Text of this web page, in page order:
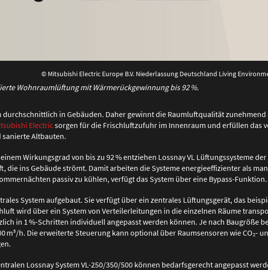
© Mitsubishi Electric Europe B.V. Niederlassung Deutschland Living
Wohnraumlüftung mit Wärmerückgewinnung bis 92 %.
durchschnittlich in Gebäuden. Daher gewinnt die Raumluftqualität zunehmend
Electricsorgen für die Frischluftzufuhr im Innenraum und erfüllen das
Altbauten.
Wirkungsgrad von bis zu 92 % entziehen Lossnay VL Lüftungssysteme
die ins Gebäude strömt. Damit arbeiten die Systeme energieeffizienter als
passiv zu kühlen, verfügt das System über eine Bypass-Funktion.
System aufgebaut. Sie verfügt über ein zentrales Lüftungsgerät, das
wird über ein System von Verteilerleitungen in die einzelnen Räume
in 1 %-Schritten individuell angepasst werden können. Je nach Baugröße
m³/h. Die erweiterte Steuerung kann optional über Raumsensoren wie CO₂-
Lossnay System VL-250/350/500 können bedarfsgerecht angepasst